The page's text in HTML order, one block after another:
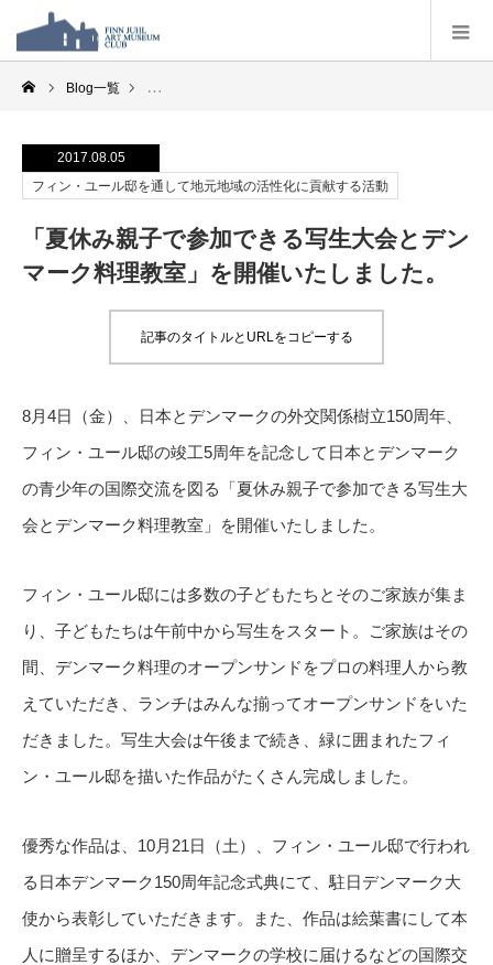
Blog一覧 フィン・ユール邸を通して地元地域の活性化に貢献する活
2017.08.05
フィン・ユール邸を通して地元地域の活性化に貢献する活動
「夏休み親子で参加できる写生大会とデン
マーク料理教室」を開催いたしました。
記事のタイトルとURLをコピーする
8月4日（金）、日本とデンマークの外交関係樹立150周年、
フィン・ユール邸の竣工5周年を記念して日本とデンマーク
の青少年の国際交流を図る「夏休み親子で参加できる写生大
会とデンマーク料理教室」を開催いたしました。
フィン・ユール邸には多数の子どもたちとそのご家族が集ま
り、子どもたちは午前中から写生をスタート。ご家族はその
間、デンマーク料理のオープンサンドをプロの料理人から教
えていただき、ランチはみんな揃ってオープンサンドをいた
だきました。写生大会は午後まで続き、緑に囲まれたフィ
ン・ユール邸を描いた作品がたくさん完成しました。
優秀な作品は、10月21日（土）、フィン・ユール邸で行われ
る日本デンマーク150周年記念式典にて、駐日デンマーク大
使から表彰していただきます。また、作品は絵葉書にして本
人に贈呈するほか、デンマークの学校に届けるなどの国際交